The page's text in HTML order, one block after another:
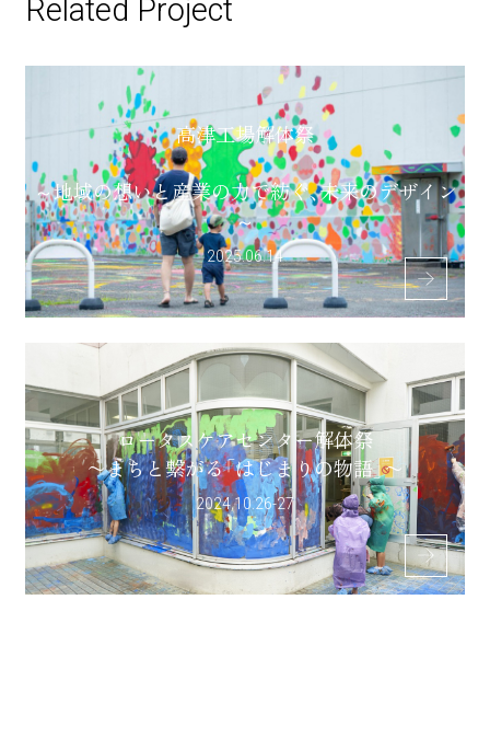
Related Project
高津工場解体祭
～地域の想いと産業の力で紡ぐ、未来のデザイン
～
2025.06.14
ロータスケアセンター解体祭
〜まちと繋がる「はじまりの物語」〜
2024.10.26-27